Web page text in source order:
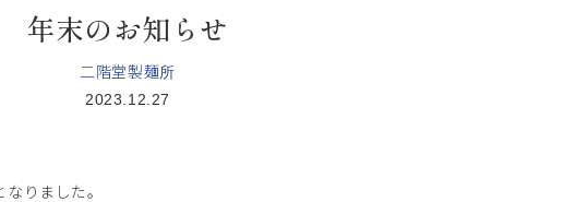
年末のお知らせ
二階堂製麺所
2023.12.27
りました。